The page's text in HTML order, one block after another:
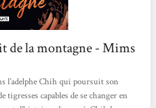
de la montagne - Mims
l’adelphe Chih qui poursuit son
capables de se changer en